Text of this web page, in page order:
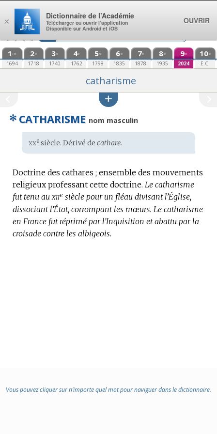
Aller au contenu
1 re
1694
2e
1718
3e
1740
4e
1762
5e
1798
6e
1835
7e
1878
8e
1935
9e
2024
10e
E.C.
catharisme
✻ CATHARISME nom masculin
Étymologie
:
xxesiècle. Dérivé de cathare.
Doctrine des cathares ; ensemble des mouvements
religieux professant cette doctrine. Le catharisme
fut tenu au xiie siècle pour un fléau divisant l’Église,
dissociant l’État, corrompant les mœurs. Le catharisme
en France fut réprimé par l’Inquisition et abattu par la
croisade contre les albigeois.
Vous pouvez cliquer sur n’importe quel mot pour naviguer dans le dictionnaire.
×
Dictionnaire de l’Académie
Télécharger ou ouvrir l’application
Disponible sur Android et iOS
OUVRIR